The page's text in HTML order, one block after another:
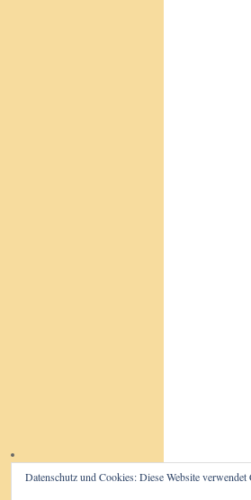
Datenschutz und Cookies: Diese Website